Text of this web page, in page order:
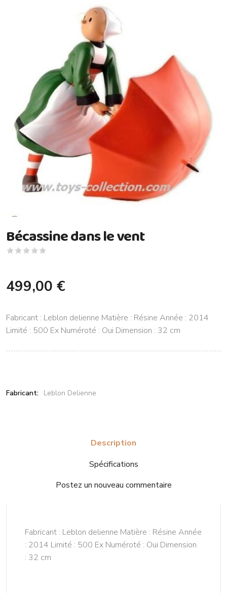
Bécassine dans le vent
499,00 €
Fabricant : Leblon delienne Matière : Résine Année : 2014
Limité : 500 Ex Numéroté : Oui Dimension : 32 cm
Fabricant: Leblon Delienne
Description
Spécifications
Postez un nouveau commentaire
Fabricant : Leblon delienne Matière : Résine Année
: 2014 Limité : 500 Ex Numéroté : Oui Dimension
: 32 cm